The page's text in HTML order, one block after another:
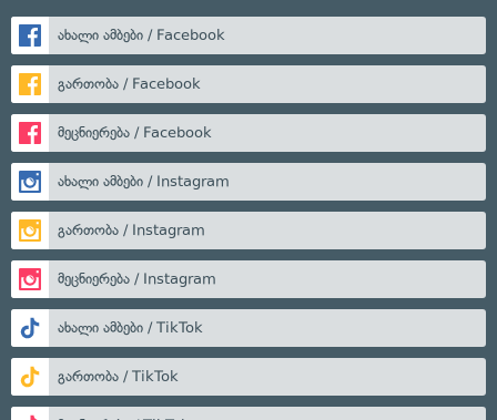
ახალი ამბები / Facebook
გართობა / Facebook
მეცნიერება / Facebook
ახალი ამბები / Instagram
გართობა / Instagram
მეცნიერება / Instagram
ახალი ამბები / TikTok
გართობა / TikTok